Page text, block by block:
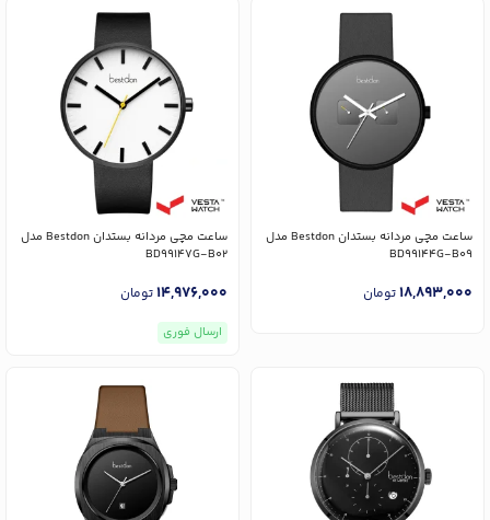
ساعت مچی مردانه بستدان Bestdon مدل
BD99144G-B09
18,893,000تومان
ساعت مچی مردانه بستدان Bestdon مدل
BD99147G-B02
14,976,000تومان
ارسال فوری